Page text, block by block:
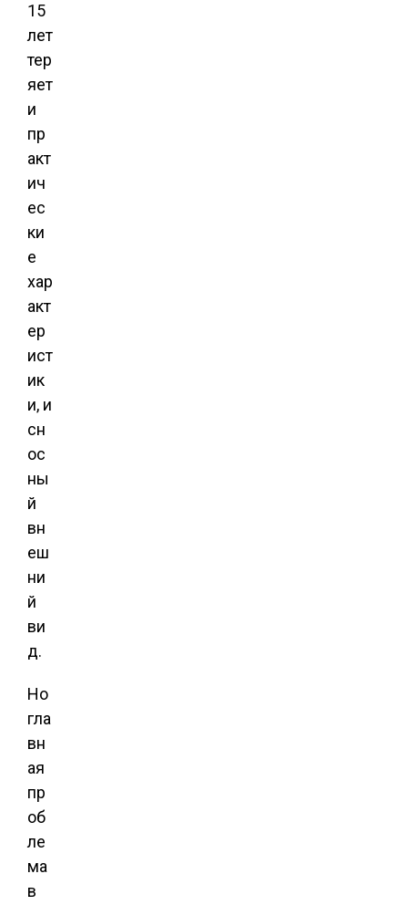
15
лет
тер
яет
и
пр
акт
ич
ес
ки
е
хар
акт
ер
ист
ик
и, и
сн
ос
ны
й
вн
еш
ни
й
ви
д.
Но
гла
вн
ая
пр
об
ле
ма
в